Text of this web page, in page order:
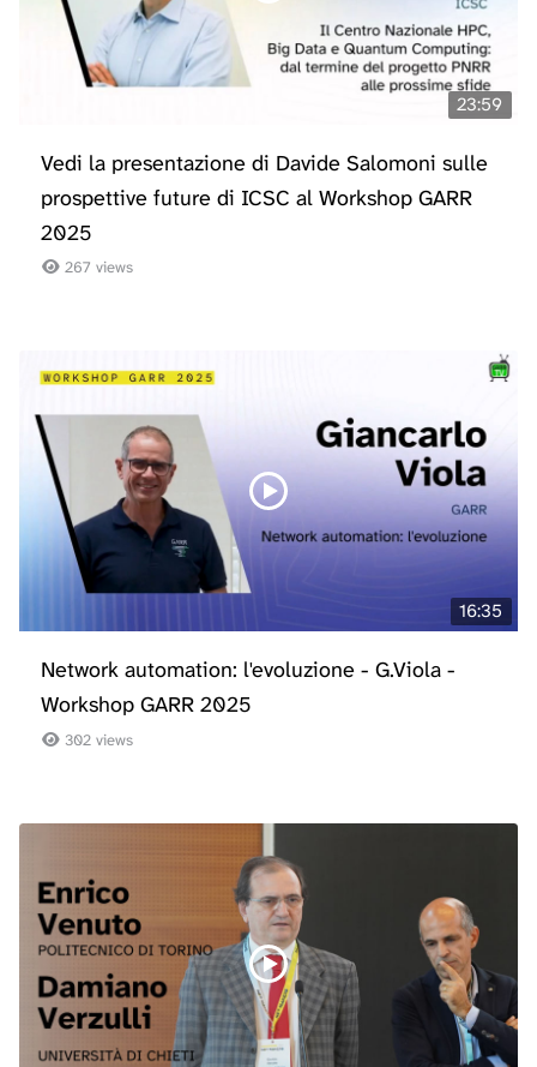
23:59
Vedi la presentazione di Davide Salomoni sulle
prospettive future di ICSC al Workshop GARR
2025
267 views
16:35
Network automation: l'evoluzione - G.Viola -
Workshop GARR 2025
302 views